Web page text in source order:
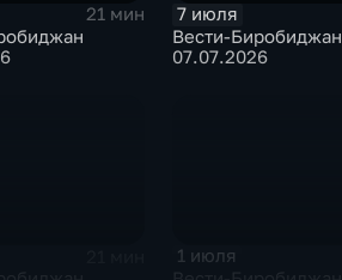
21 мин
7 июля
Вести-Биробиджан
07.07.2026
1 июля